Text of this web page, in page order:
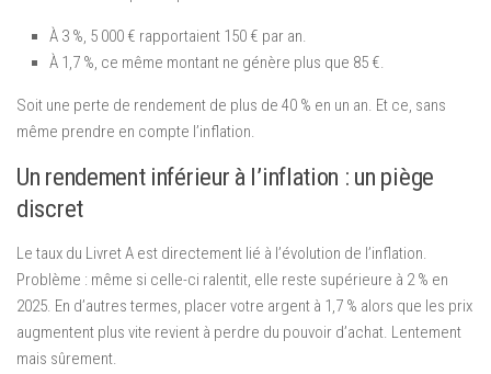
À 3 %, 5 000 € rapportaient 150 € par an.
À 1,7 %, ce même montant ne génère plus que 85 €.
Soit une perte de rendement de plus de 40 % en un an. Et ce, sans
même prendre en compte l’inflation.
Un rendement inférieur à l’inflation : un piège
discret
Le taux du Livret A est directement lié à l’évolution de l’inflation.
Problème : même si celle-ci ralentit, elle reste supérieure à 2 % en
2025. En d’autres termes, placer votre argent à 1,7 % alors que les prix
augmentent plus vite revient à perdre du pouvoir d’achat. Lentement
mais sûrement.